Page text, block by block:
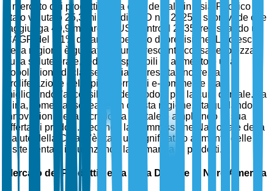
Il mercato dei prodotti per la cura dentale in Asia-Pacifico è
stato valutato 25,3 miliardi di USD nel 2025 e si prevede che
raggiunga 40,9 miliardi di USD entro il 2035, registrando un
CAGR del 5,1% durante il periodo di previsione. La crescita
della regione è guidata da una crescente consapevolezza
sulla salute orale, redditi disponibili in aumento e una
popolazione di classe media in crescita. Inoltre, la
proliferazione delle piattaforme di e-commerce sta
migliorando l'accessibilità dei prodotti per la cura dentale. La
Cina, come paese leader in questa regione, sta guidando le
innovazioni nella tecnologia dentale e ampliando la sua
offerta di prodotti. Secondo la Commissione Nazionale della
Salute della Cina, c'è stato un significativo aumento delle
visite dentali, influenzando la domanda di prodotti.
Mercato dei Prodotti per la Cura Dentale in Nord America